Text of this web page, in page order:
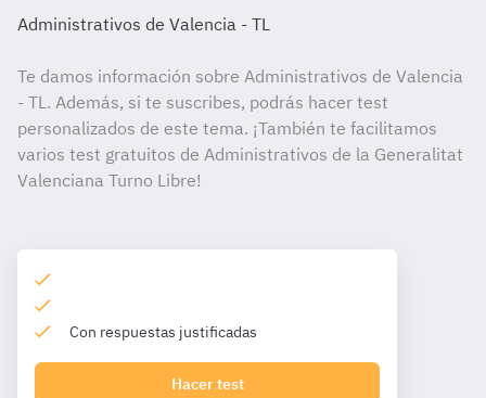
Administrativos de Valencia - TL
Te damos información sobre Administrativos de Valencia
- TL. Además, si te suscribes, podrás hacer test
personalizados de este tema. ¡También te facilitamos
varios test gratuitos de Administrativos de la Generalitat
Valenciana Turno Libre!
Con respuestas justificadas
Hacer test